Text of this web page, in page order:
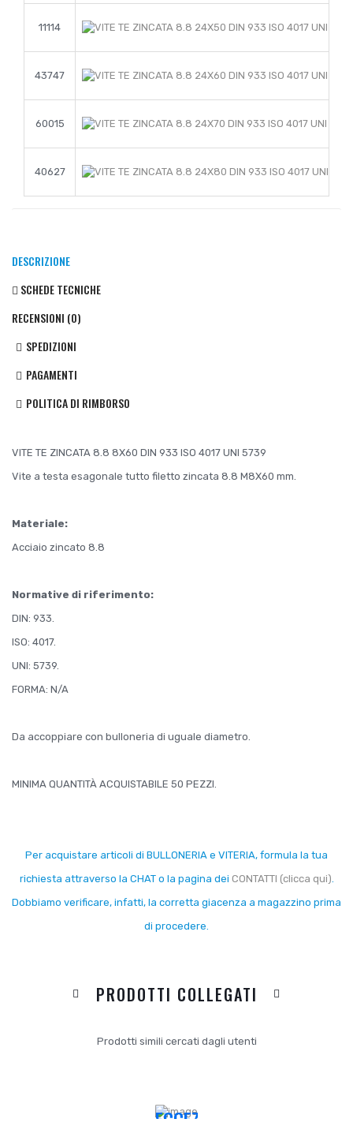
11114
43747
60015
40627
DESCRIZIONE
SCHEDE TECNICHE
RECENSIONI (0)
SPEDIZIONI
PAGAMENTI
POLITICA DI RIMBORSO
VITE TE ZINCATA 8.8 8X60 DIN 933 ISO 4017 UNI 5739
Vite a testa esagonale tutto filetto zincata 8.8 M8X60 mm.
Materiale:
Acciaio zincato 8.8
Normative di riferimento:
DIN: 933.
ISO: 4017.
UNI: 5739.
FORMA: N/A
Da accoppiare con bulloneria di uguale diametro.
MINIMA QUANTITÀ ACQUISTABILE 50 PEZZI.
Per acquistare articoli di BULLONERIA e VITERIA, formula la tua
richiesta attraverso la CHAT o la pagina dei CONTATTI (clicca qui).
Dobbiamo verificare, infatti, la corretta giacenza a magazzino prima
di procedere.
PRODOTTI COLLEGATI
Prodotti simili cercati dagli utenti
ECCEZIONALE
DATI
SONO
ASSISTENZA